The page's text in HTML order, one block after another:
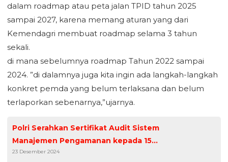
dalam roadmap atau peta jalan TPID tahun 2025
sampai 2027, karena memang aturan yang dari
Kemendagri membuat roadmap selama 3 tahun
sekali.
di mana sebelumnya roadmap Tahun 2022 sampai
2024. ”di dalamnya juga kita ingin ada langkah-langkah
konkret pemda yang belum terlaksana dan belum
terlaporkan sebenarnya,”ujarnya.
Polri Serahkan Sertifikat Audit Sistem
Manajemen Pengamanan kepada 15
Objek Vital Nasional.
23 Desember 2024